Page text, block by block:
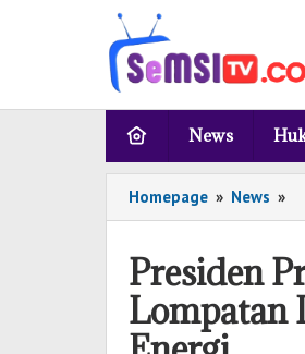
News
Homepage » News »
Presiden
Lompatan